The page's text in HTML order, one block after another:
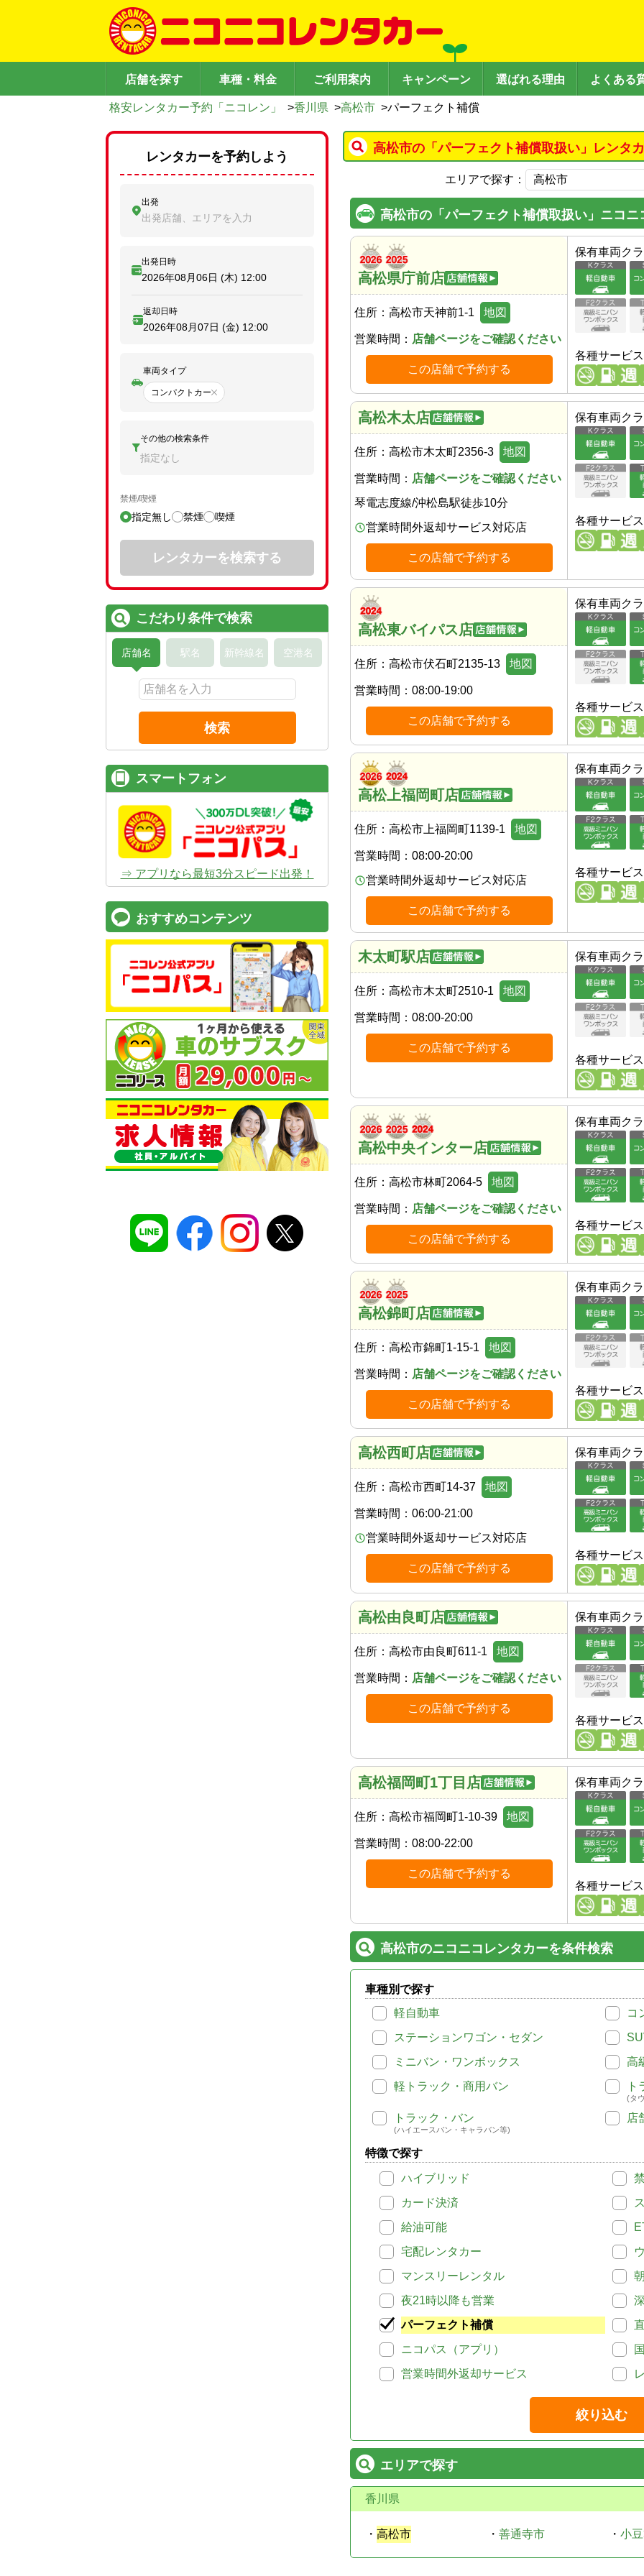
店舗を探す 車種・料金 ご利用案内 キャンペーン 選ばれる理由 よくある
格安レンタカー予約「ニコレン」 >香川県 >高松市 >パーフェクト補償
高松市の「パーフェクト補償取扱い」レンタ
エリアで探す：
高松市の「パーフェクト補償取扱い」ニコ
高松県庁前店
住所： 高松市天神前1-1 地図
営業時間： 店舗ページをご確認ください
この店舗で予約する
保有車両ク
各種サービス
高松木太店
住所： 高松市木太町2356-3 地図
営業時間： 店舗ページをご確認ください
琴電志度線/沖松島駅徒歩10分
営業時間外返却サービス対応店
この店舗で予約する
保有車両ク
各種サービス
高松東バイパス店
住所： 高松市伏石町2135-13 地図
営業時間： 08:00-19:00
この店舗で予約する
保有車両ク
各種サービス
高松上福岡町店
住所： 高松市上福岡町1139-1 地図
営業時間： 08:00-20:00
営業時間外返却サービス対応店
この店舗で予約する
保有車両ク
各種サービス
木太町駅店
住所： 高松市木太町2510-1 地図
営業時間： 08:00-20:00
この店舗で予約する
保有車両ク
各種サービス
高松中央インター店
住所： 高松市林町2064-5 地図
営業時間： 店舗ページをご確認ください
この店舗で予約する
保有車両ク
各種サービス
高松錦町店
住所： 高松市錦町1-15-1 地図
営業時間： 店舗ページをご確認ください
この店舗で予約する
保有車両ク
各種サービス
高松西町店
住所： 高松市西町14-37 地図
営業時間： 06:00-21:00
営業時間外返却サービス対応店
この店舗で予約する
保有車両ク
各種サービス
高松由良町店
住所： 高松市由良町611-1 地図
営業時間： 店舗ページをご確認ください
この店舗で予約する
保有車両ク
各種サービス
高松福岡町1丁目店
住所： 高松市福岡町1-10-39 地図
営業時間： 08:00-22:00
この店舗で予約する
保有車両ク
各種サービス
高松市のニコニコレンタカーを条件検索
車種別で探す
軽自動車
コ
ステーションワゴン・セダン
ミニバン・ワンボックス
高
軽トラック・商用バン
ト
(タ
トラック・バン
(ハイエースバン・キャラバン等)
店
特徴で探す
ハイブリッド
カード決済
給油可能
宅配レンタカー
マンスリーレンタル
夜21時以降も営業
パーフェクト補償
ニコパス（アプリ）
営業時間外返却サービス
絞り込む
エリアで探す
香川県
・ 高松市 ・ 善通寺市 ・ 小
レンタカーを予約しよう
出発
出発店舗、エリアを入力
出発日時
2026年08月06日 (木) 12:00
返却日時
2026年08月07日 (金) 12:00
車両タイプ
コンパクトカー
その他の検索条件
指定なし
禁煙/喫煙
指定無し 禁煙 喫煙
レンタカーを検索する
こだわり条件で検索
店舗名 駅名 新幹線名 空港名
検索
スマートフォン
⇒ アプリなら最短3分スピード出発！
おすすめコンテンツ